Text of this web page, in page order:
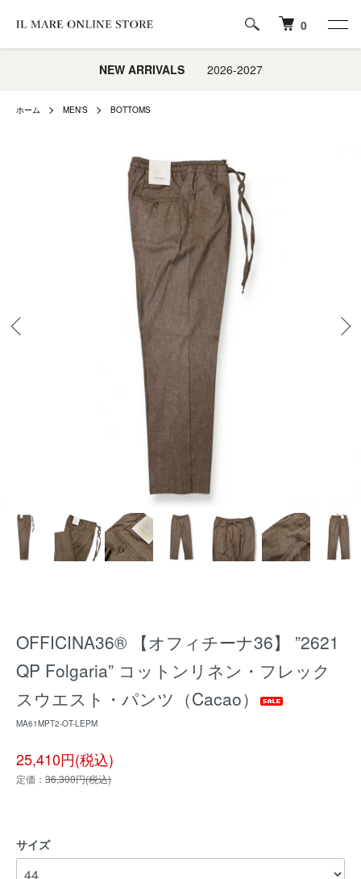
0
NEW ARRIVALS2026-2027
ホーム MEN'S BOTTOMS
OFFICINA36® 【オフィチーナ36】 ”2621
QP Folgaria” コットンリネン・フレック
スウエスト・パンツ（Cacao）
MA61MPT2-OT-LEPM
25,410円(税込)
定価： 36,300円(税込)
サイズ